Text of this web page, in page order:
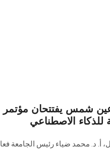
شمس يفتتحان مؤتمر
للذكاء الاصطناعي
أ. د. محمد ضياء رئيس الجامعة